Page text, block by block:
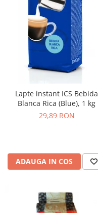
Lapte instant ICS Bebida
Blanca Rica (Blue), 1 kg
29,89 RON
ADAUGA IN COS